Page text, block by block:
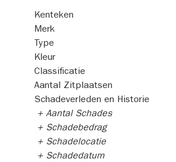
Kenteken
Merk
Type
Kleur
Classificatie
Aantal Zitplaatsen
Schadeverleden en Historie
+ Aantal Schades
+ Schadebedrag
+ Schadelocatie
+ Schadedatum